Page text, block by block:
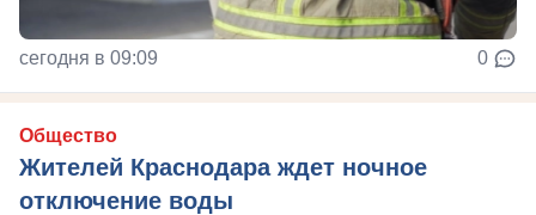
сегодня в 09:09 0
Общество
Жителей Краснодара ждет ночное
отключение воды